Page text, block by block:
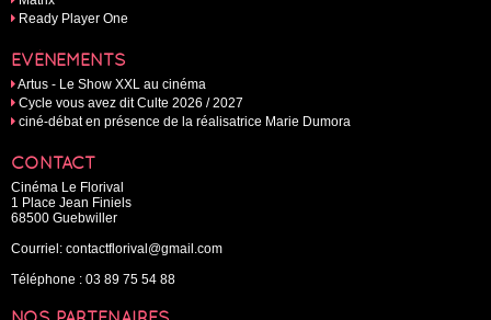
Ready Player One
EVÉNEMENTS
Artus - Le Show XXL au cinéma
Cycle vous avez dit Culte 2026 / 2027
ciné-débat en présence de la réalisatrice Marie Dumora
CONTACT
Cinéma Le Florival
1 Place Jean Finiels
68500 Guebwiller
Courriel: contactflorival@gmail.com
Téléphone : 03 89 75 54 88